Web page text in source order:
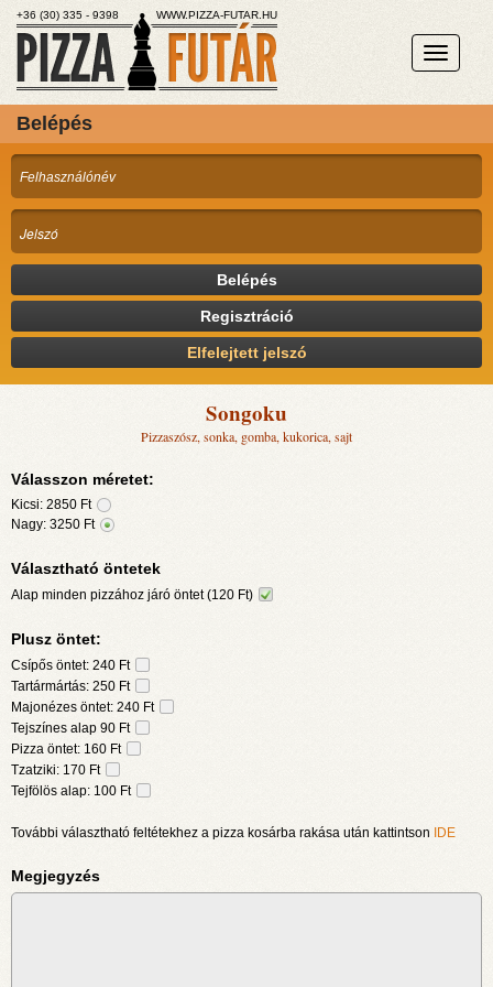
+36 (30) 335 - 9398 WWW.PIZZA-FUTAR.HU
Belépés
Belépés
Regisztráció
Elfelejtett jelszó
Songoku
Pizzaszósz, sonka, gomba, kukorica, sajt
Válasszon méretet:
Kicsi: 2850 Ft
Nagy: 3250 Ft
Választható öntetek
Alap minden pizzához járó öntet (120 Ft)
Plusz öntet:
Csípős öntet: 240 Ft
Tartármártás: 250 Ft
Majonézes öntet: 240 Ft
Tejszínes alap 90 Ft
Pizza öntet: 160 Ft
Tzatziki: 170 Ft
Tejfölös alap: 100 Ft
További választható feltétekhez a pizza kosárba rakása után kattintson IDE
Megjegyzés